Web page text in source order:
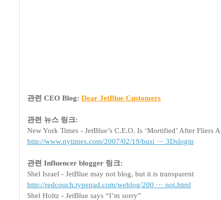
관련 CEO Blog: Dear JetBlue Customers
관련 뉴스 링크:
New York Times - JetBlue’s C.E.O. Is ‘Mortified’ After Fliers
http://www.nytimes.com/2007/02/19/busi ··· 3Dslogin
관련 Influencer blogger 링크:
Shel Israel - JetBlue may not blog, but it is transparent
http://redcouch.typepad.com/weblog/200 ··· not.html
Shel Holtz - JetBlue says “I’m sorry”